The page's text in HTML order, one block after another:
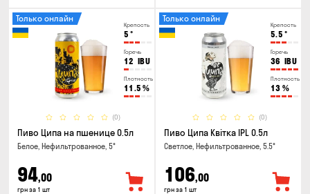
Крепость
5 °
Горечь
12 IBU
Плотность
11.5 %
(0)
Только онлайн
Пиво Ципа на пшенице 0.5л
Белое, Нефильтрованное, 5°
94,00
грн за 1 шт
Крепость
5.5 °
Горечь
36 IBU
Плотность
13 %
(0)
Только онлайн
Пиво Ципа Квітка IPL 0.5л
Светлое, Нефильтрованное, 5.5°
106,00
грн за 1 шт